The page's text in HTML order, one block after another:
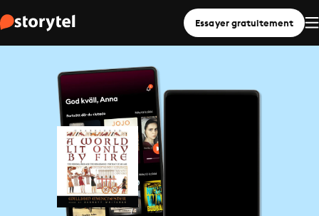
Essayer gratuitement